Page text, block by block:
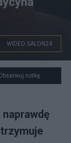
do setki", fot.
WIDEO SALON24
notkę